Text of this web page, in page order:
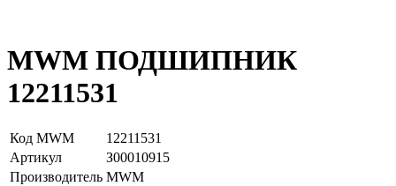
MWM ПОДШИПНИК
12211531
Код MWM
12211531
Артикул
З00010915
Производитель MWM